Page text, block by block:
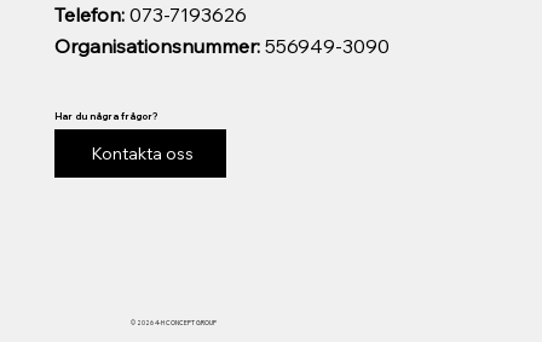
© 2026 4-H CONCEPT GROUP
Organisationsnummer:556949-3090
Telefon:073-7193626
Har du några frågor?
Kontakta oss